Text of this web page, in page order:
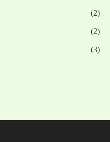
(2)
(2)
(3)